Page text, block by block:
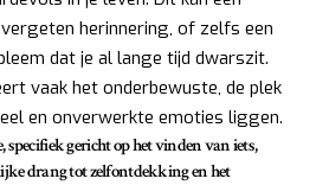
herinnering, of zelfs een
dat je al lange tijd dwarszit.
vaak het onderbewuste, de plek
en onverwerkte emoties liggen.
specifiek gericht op het vinden van iets,
drang tot zelfontdekking en het